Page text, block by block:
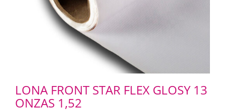
LONA FRONT STAR FLEX GLOSY 13
ONZAS 1,52